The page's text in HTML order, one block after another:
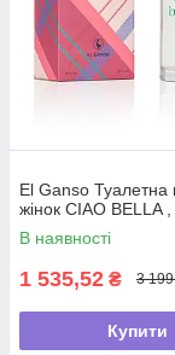
El Ganso Туалетна
жінок CIAO BELLA
В наявності
1 535,52 ₴ 3
Купити